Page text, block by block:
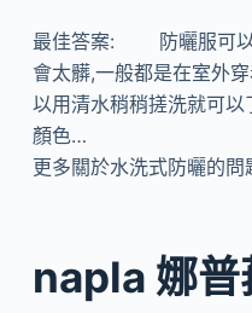
最佳答案: 防曬服可
會太髒,一般都是在室外
以用清水稍稍搓洗就可
顏色…
更多關於水洗式防曬的問
napla 娜普